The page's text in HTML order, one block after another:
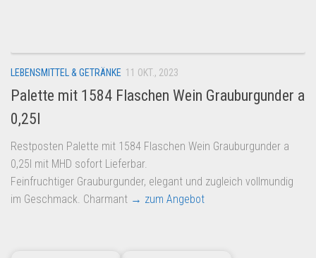
Amazon
Aldi
Lidl
Kostenlos verkaufen
Anmelden
Kostenlos Registrieren
LEBENSMITTEL & GETRÄNKE 11 OKT., 2023
Palette mit 1584 Flaschen Wein Grauburgunder a
0,25l
Restposten Palette mit 1584 Flaschen Wein Grauburgunder a
0,25l mit MHD sofort Lieferbar.
Feinfruchtiger Grauburgunder, elegant und zugleich vollmundig
im Geschmack. Charmant → zum Angebot